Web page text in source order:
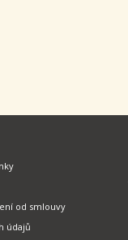
od smlouvy
údajů